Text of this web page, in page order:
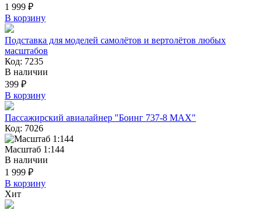
1 999 ₽
В корзину
Подставка для моделей самолётов и вертолётов любых
масштабов
Код: 7235
В наличии
399 ₽
В корзину
Пассажирский авиалайнер "Боинг 737-8 MAX"
Код: 7026
Масштаб 1:144
В наличии
1 999 ₽
В корзину
Хит